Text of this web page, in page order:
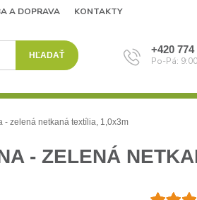
A DOPRAVA KONTAKTY
HĽADAŤ +420 774
Po-Pá:
- zelená netkaná textília, 1,0x3m
- ZELENÁ